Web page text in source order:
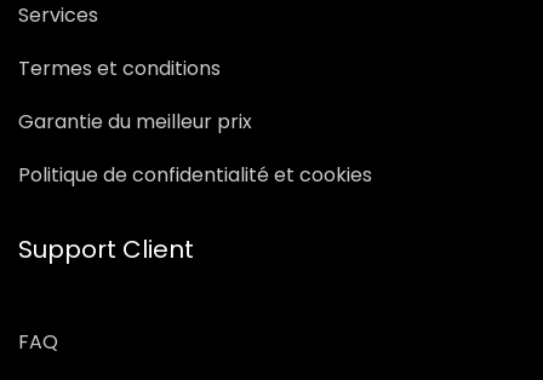
Services
Termes et conditions
Garantie du meilleur prix
Politique de confidentialité et cookies
Support Client
FAQ